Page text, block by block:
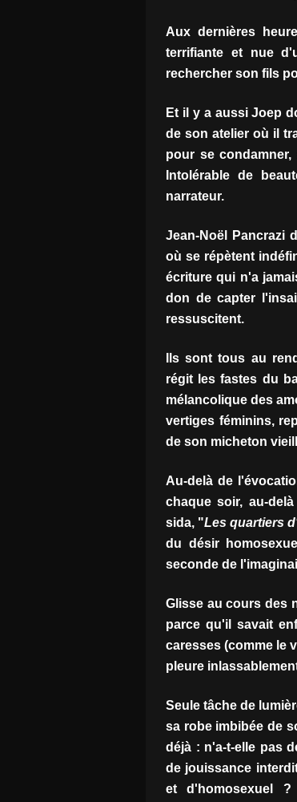
Aux dernières
terrifiante et nue
rechercher son fils
Et il y a aussi Joep
de son atelier où il
pour se
Intolérable de
narrateur.
Jean-Noël Pancrazi
où se répètent
écriture qui n'a
don de capter
ressuscitent.
Ils sont tous au
régit les fastes du
mélancolique des
vertiges féminins,
de son micheton
Au-delà de
chaque soir, au-
sida, "Les quartiers
du désir
seconde de
Glisse au cours des
parce qu'il savait
caresses (comme le
pleure
Seule tâche de
sa robe imbibée de
déjà : n'a-t-elle pas
de jouissance
et d'homosexuel